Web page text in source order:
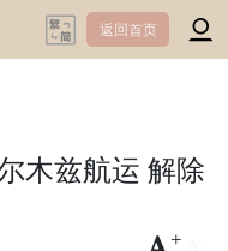
返回首页
木兹航运 解除
+